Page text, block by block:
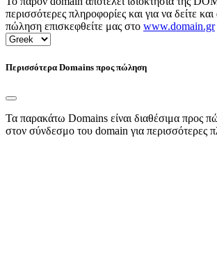
περισσότερες πληροφορίες και για να δείτε
πώληση επισκεφθείτε μας στο www.domain.gr
Περισσότερα Domains προς πώληση
Τα παρακάτω Domains είναι διαθέσιμα προς
στον σύνδεσμο του domain για περισσότερες